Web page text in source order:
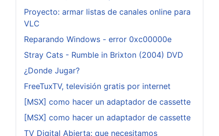
Proyecto: armar listas de canales online para
VLC
Reparando Windows - error 0xc00000e
Stray Cats - Rumble in Brixton (2004) DVD
¿Donde Jugar?
FreeTuxTV, televisión gratis por internet
[MSX] como hacer un adaptador de cassette
[MSX] como hacer un adaptador de cassette
TV Digital Abierta: que necesitamos